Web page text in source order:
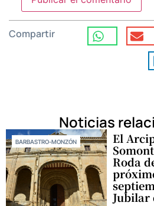
Compartir
Noticias
BARBASTRO-MONZÓN El
Roda
Jubilar